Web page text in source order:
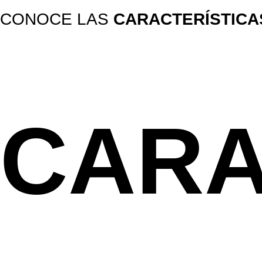
CONOCE LAS